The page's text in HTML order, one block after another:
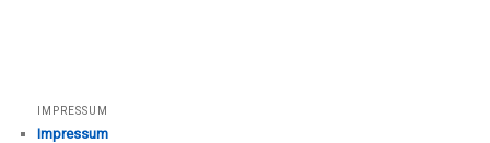
IMPRESSUM
Impressum